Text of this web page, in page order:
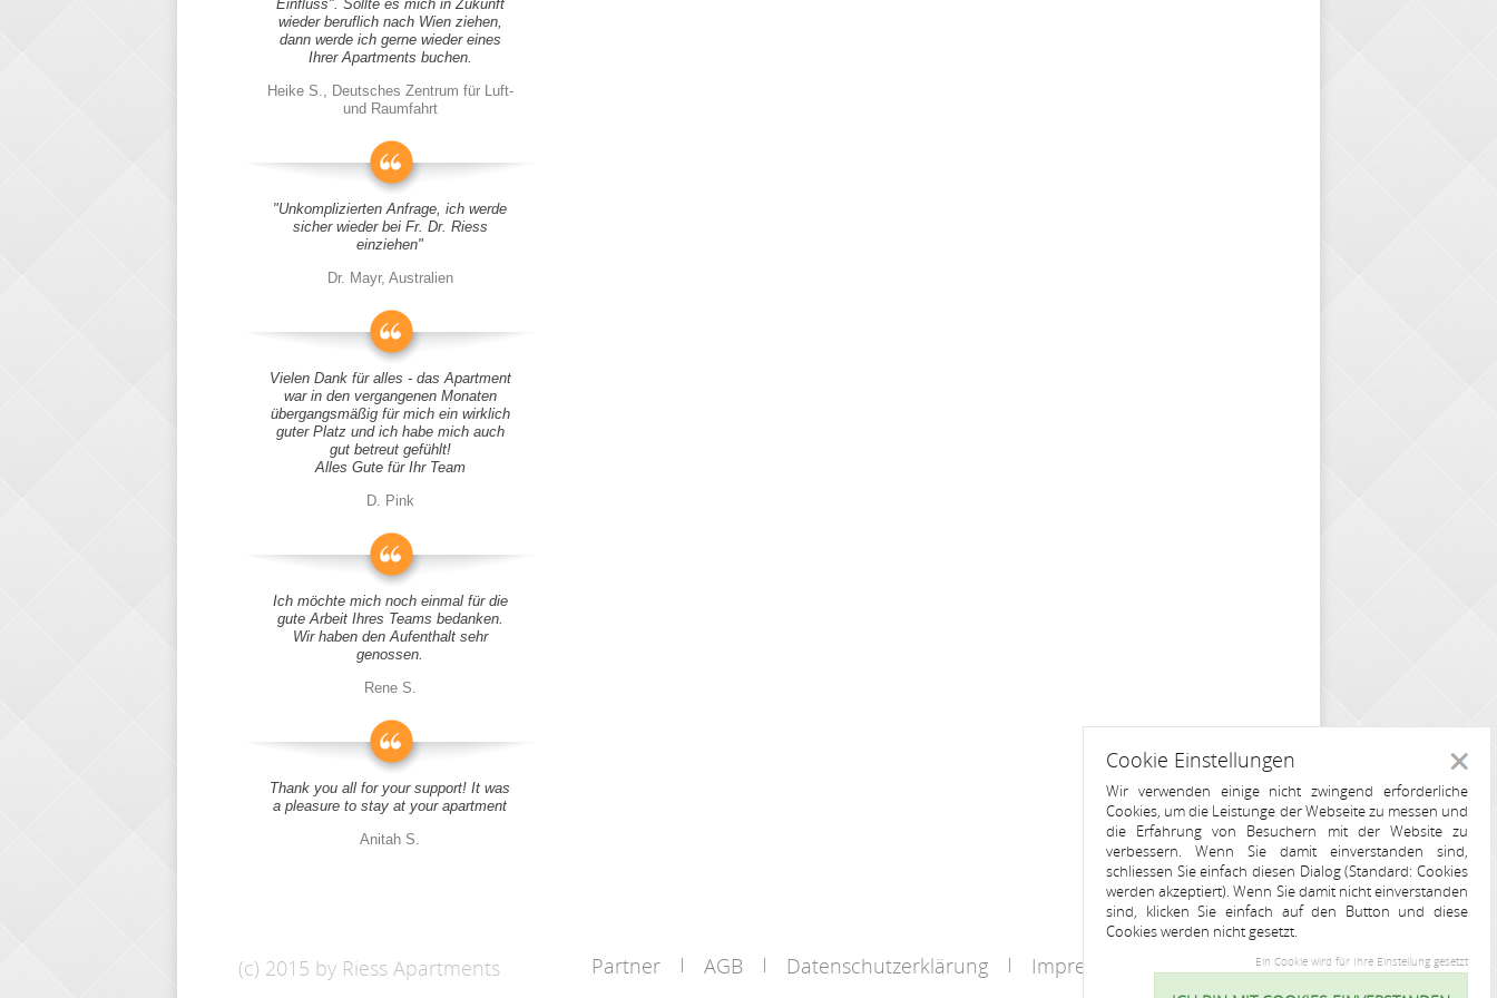
Einfluss". Sollte es mich in Zukunft
wieder beruflich nach Wien ziehen,
dann werde ich gerne wieder eines
Ihrer Apartments buchen.
Heike S., Deutsches Zentrum für Luft-
und Raumfahrt
"Unkomplizierten Anfrage, ich werde
sicher wieder bei Fr. Dr. Riess
einziehen"
Dr. Mayr, Australien
Vielen Dank für alles - das Apartment
war in den vergangenen Monaten
übergangsmäßig für mich ein wirklich
guter Platz und ich habe mich auch
gut betreut gefühlt!
Alles Gute für Ihr Team
D. Pink
Ich möchte mich noch einmal für die
gute Arbeit Ihres Teams bedanken.
Wir haben den Aufenthalt sehr
genossen.
Rene S.
Thank you all for your support! It was
a pleasure to stay at your apartment
Anitah S.
(c) 2015 by Riess Apartments Partner AGB Datenschutzerklärung Impressum Kontakt
Cookie Einstellungen
Wir verwenden einige nicht zwingend erforderliche
Cookies, um die Leistunge der Webseite zu messen und
die Erfahrung von Besuchern mit der Website zu
verbessern. Wenn Sie damit einverstanden sind,
schliessen Sie einfach diesen Dialog (Standard: Cookies
werden akzeptiert). Wenn Sie damit nicht einverstanden
sind, klicken Sie einfach auf den Button und diese
Cookies werden nicht gesetzt.
Ein Cookie wird für Ihre Einstellung gesetzt